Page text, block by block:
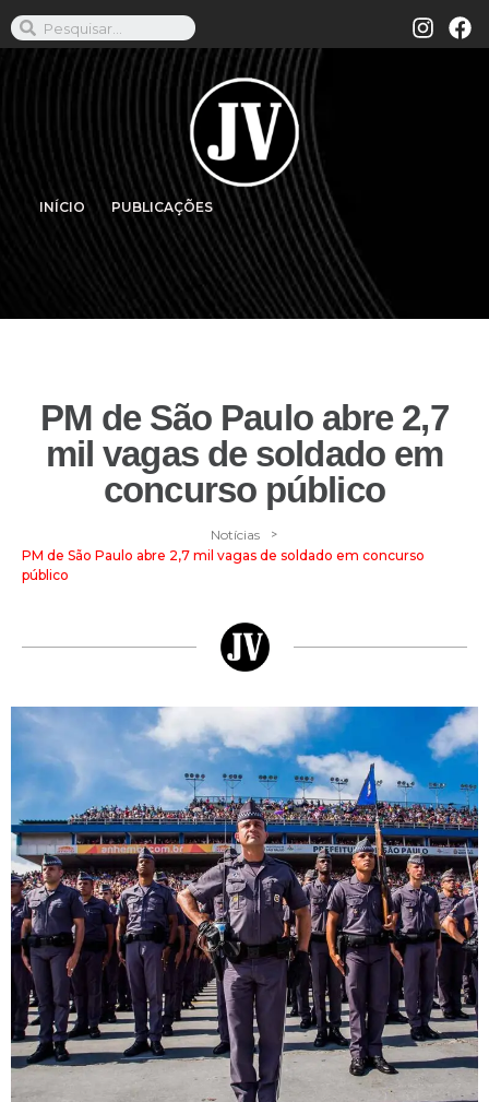
INÍCIO PUBLICAÇÕES
PM de São Paulo abre 2,7
mil vagas de soldado em
concurso público
Notícias >
PM de São Paulo abre 2,7 mil vagas de soldado em concurso
público